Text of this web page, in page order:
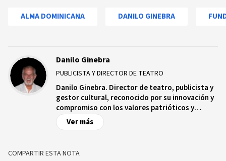
ALMA DOMINICANA DANILO GINEBRA
Danilo Ginebra
PUBLICISTA Y DIRECTOR DE TEATRO
Danilo Ginebra. Director de teatro, publicista y
gestor cultural, reconocido por su innovación y
compromiso con los valores patrióticos y
sociales. Su dedicación al arte, la publicidad y la
política refleja su incansable esfuerzo por el
afable y su solidaridad.
Ver más
COMPARTIR ESTA NOTA